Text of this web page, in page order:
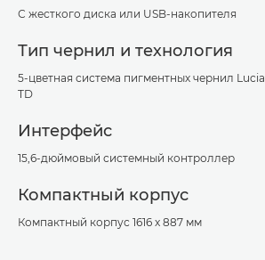
С жесткого диска или USB-накопителя
Тип чернил и технология
5-цветная система пигментных чернил Lucia
TD
Интерфейс
15,6-дюймовый системный контроллер
Компактный корпус
Компактный корпус 1616 x 887 мм